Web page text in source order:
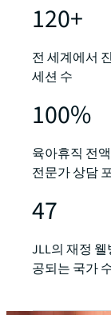
120+
전 세계에서
세션 수
100%
육아휴직 전
전문가 상담
47
JLL의 재정 웰
공되는 국가